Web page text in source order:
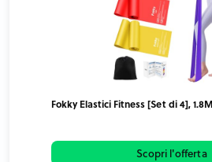
Fokky Elastici Fitness [Set di 4],
Scopri l'offerta